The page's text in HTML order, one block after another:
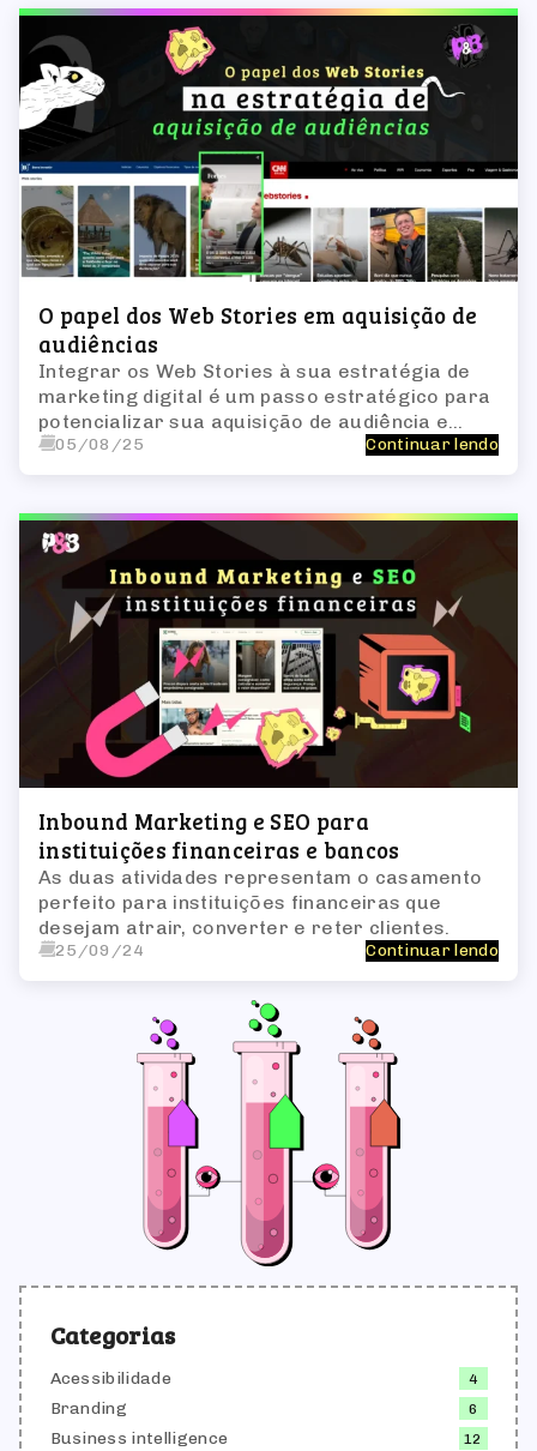
O papel dos Web Stories em aquisição de
audiências
Integrar os Web Stories à sua estratégia de
marketing digital é um passo estratégico para
potencializar sua aquisição de audiência e
fortalecer sua presença digital.
05/08/25 Continuar lendo
Inbound Marketing e SEO para
instituições financeiras e bancos
As duas atividades representam o casamento
perfeito para instituições financeiras que
desejam atrair, converter e reter clientes.
25/09/24 Continuar lendo
Categorias
Acessibilidade 4
Branding 6
Business intelligence 12